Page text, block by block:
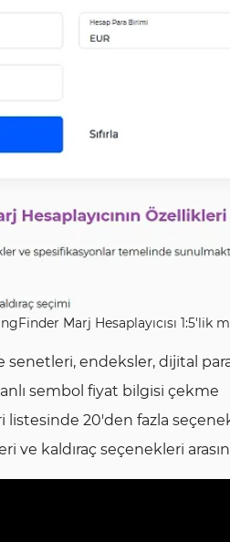
Marj Hesaplayıcısı
senetleri, endeksler, dijital
sembol fiyat bilgisi çekme
listesinde 20'den fazla
ve kaldıraç seçenekleri